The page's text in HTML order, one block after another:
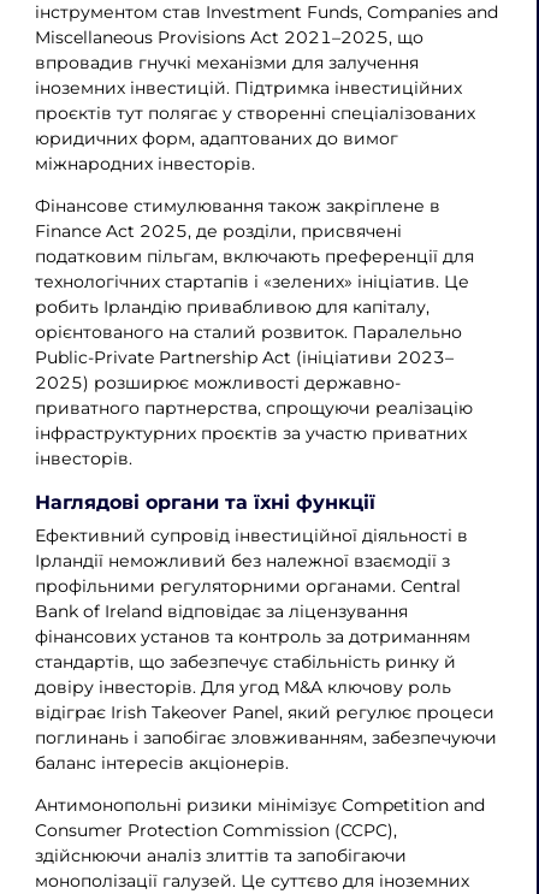
інструментом став Investment Funds, Companies and
Miscellaneous Provisions Act 2021–2025, що
впровадив гнучкі механізми для залучення
іноземних інвестицій. Підтримка інвестиційних
проєктів тут полягає у створенні спеціалізованих
юридичних форм, адаптованих до вимог
міжнародних інвесторів.
Фінансове стимулювання також закріплене в
Finance Act 2025, де розділи, присвячені
податковим пільгам, включають преференції для
технологічних стартапів і «зелених» ініціатив. Це
робить Ірландію привабливою для капіталу,
орієнтованого на сталий розвиток. Паралельно
Public-Private Partnership Act (ініціативи 2023–
2025) розширює можливості державно-
приватного партнерства, спрощуючи реалізацію
інфраструктурних проєктів за участю приватних
інвесторів.
Наглядові органи та їхні функції
Ефективний супровід інвестиційної діяльності в
Ірландії неможливий без належної взаємодії з
профільними регуляторними органами. Central
Bank of Ireland відповідає за ліцензування
фінансових установ та контроль за дотриманням
стандартів, що забезпечує стабільність ринку й
довіру інвесторів. Для угод M&A ключову роль
відіграє Irish Takeover Panel, який регулює процеси
поглинань і запобігає зловживанням, забезпечуючи
баланс інтересів акціонерів.
Антимонопольні ризики мінімізує Competition and
Consumer Protection Commission (CCPC),
здійснюючи аналіз злиттів та запобігаючи
монополізації галузей. Це суттєво для іноземних